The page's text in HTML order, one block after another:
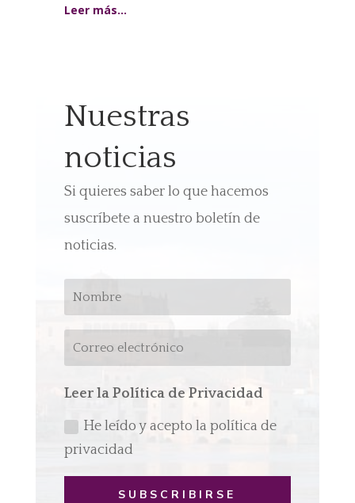
Leer más…
Nuestras
noticias
Si quieres saber lo que hacemos
suscríbete a nuestro boletín de
noticias.
Leer la Política de Privacidad
He leído y acepto la política de
privacidad
SUBSCRIBIRSE